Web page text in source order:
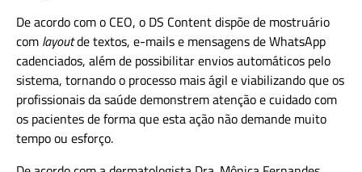
De acordo com o CEO, o DS Content dispõe de mostruário
com layoutde textos, e-mails e mensagens de WhatsApp
cadenciados, além de possibilitar envios automáticos pelo
sistema, tornando o processo mais ágil e viabilizando que os
profissionais da saúde demonstrem atenção e cuidado com
os pacientes de forma que esta ação não demande muito
tempo ou esforço.